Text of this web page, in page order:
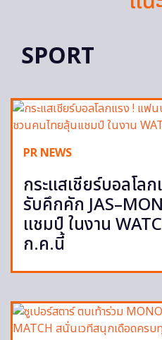
SPORT
PR NEWS
กระแสเชียร์บอลโ
รับคึกคัก
แชมป์ ในงาน
ก.ค.นี้